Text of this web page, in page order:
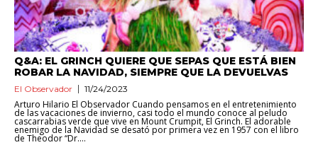
Q&A: EL GRINCH QUIERE QUE SEPAS QUE ESTÁ BIEN
ROBAR LA NAVIDAD, SIEMPRE QUE LA DEVUELVAS
El Observador 11/24/2023
Arturo Hilario El Observador Cuando pensamos en el entretenimiento
de las vacaciones de invierno, casi todo el mundo conoce al peludo
cascarrabias verde que vive en Mount Crumpit, El Grinch. El adorable
enemigo de la Navidad se desató por primera vez en 1957 con el libro
de Theodor “Dr....